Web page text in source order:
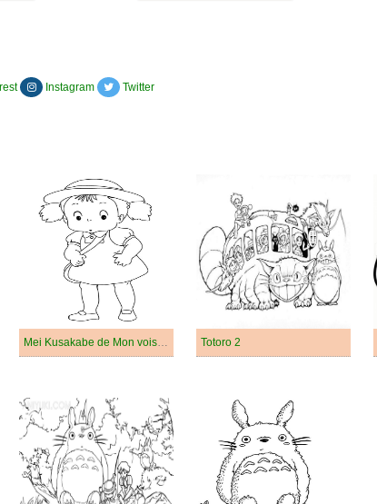
Instagram Twitter
Mei Kusakabe de Mon voisin Totoro Totoro 2